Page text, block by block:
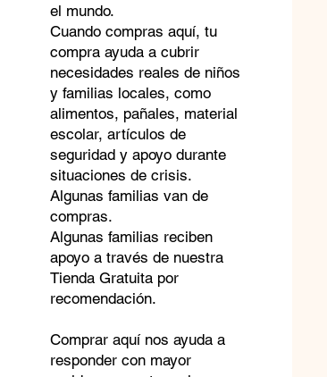
el mundo.
Cuando compras aquí, tu
compra ayuda a cubrir
necesidades reales de niños
y familias locales, como
alimentos, pañales, material
escolar, artículos de
seguridad y apoyo durante
situaciones de crisis.
Algunas familias van de
compras.
Algunas familias reciben
apoyo a través de nuestra
Tienda Gratuita por
recomendación.
Comprar aquí nos ayuda a
responder con mayor